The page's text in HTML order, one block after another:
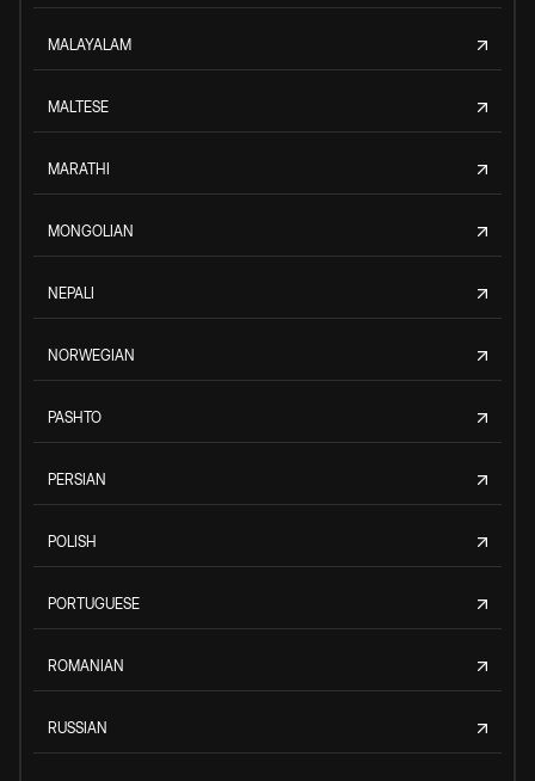
MALAYALAM
MALTESE
MARATHI
MONGOLIAN
NEPALI
NORWEGIAN
PASHTO
PERSIAN
POLISH
PORTUGUESE
ROMANIAN
RUSSIAN